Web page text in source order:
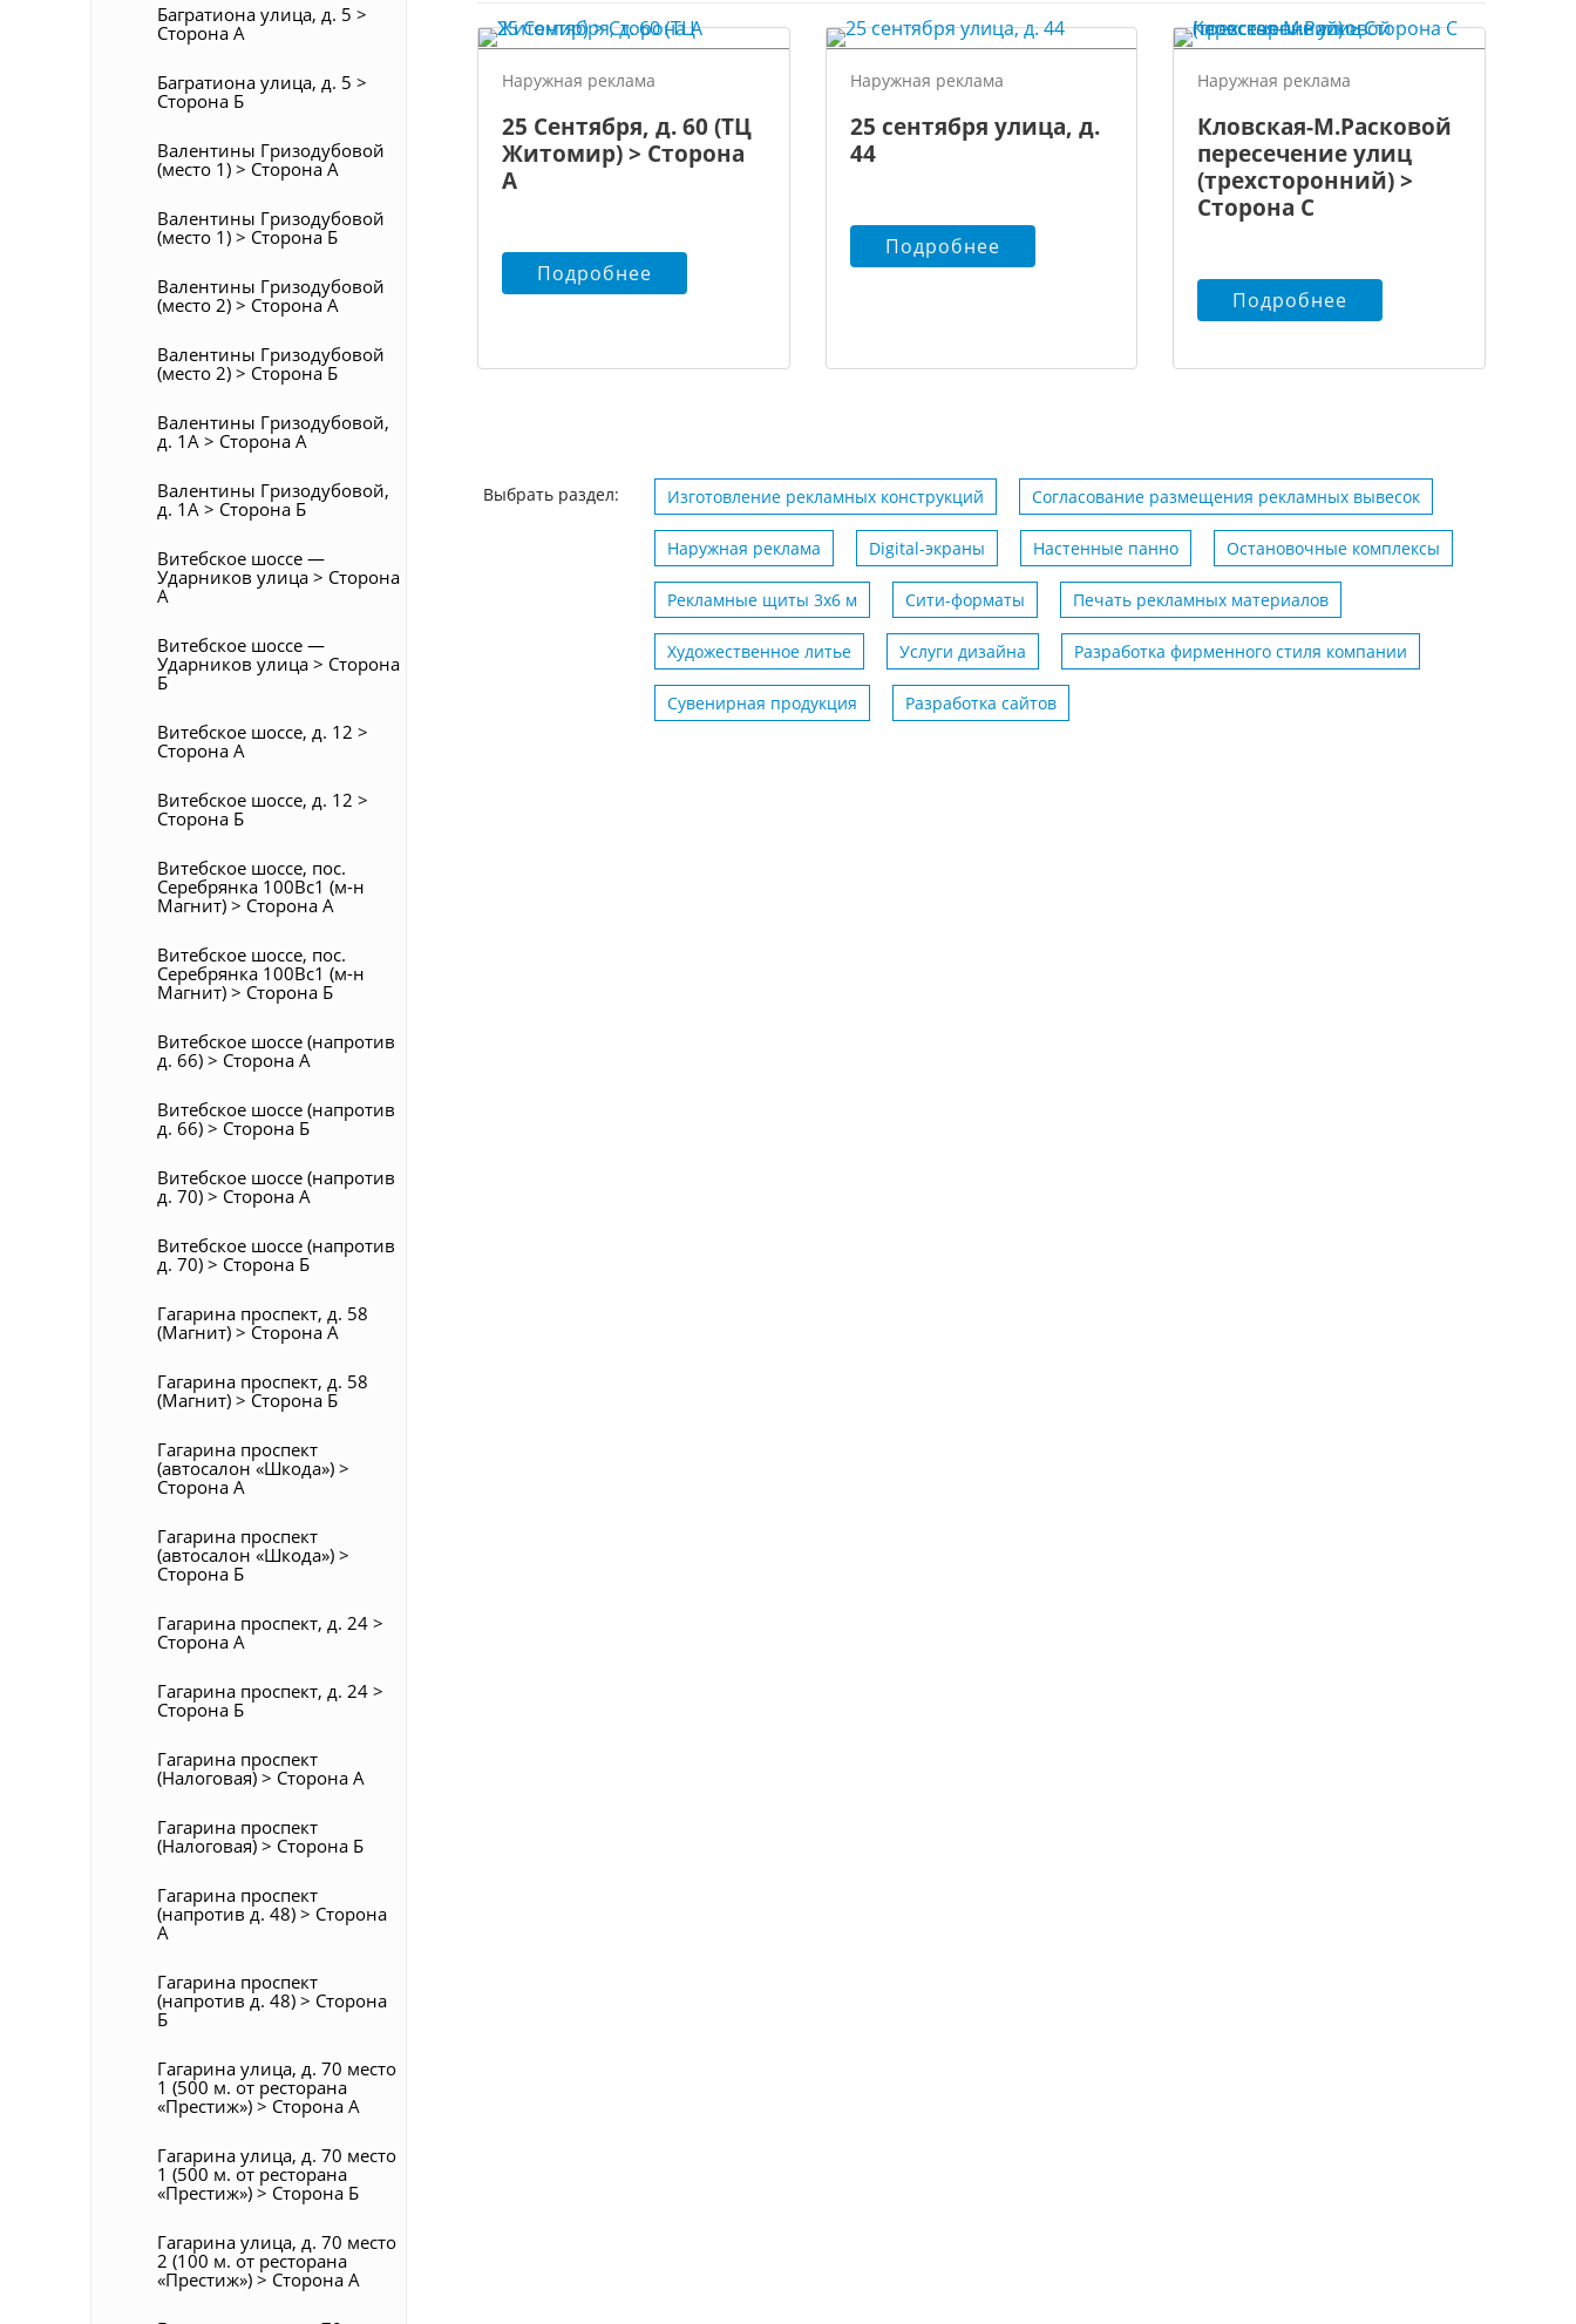
Багратиона улица, д. 5 >
Сторона А
Багратиона улица, д. 5 >
Сторона Б
Валентины Гризодубовой
(место 1) > Сторона А
Валентины Гризодубовой
(место 1) > Сторона Б
Валентины Гризодубовой
(место 2) > Сторона А
Валентины Гризодубовой
(место 2) > Сторона Б
Валентины Гризодубовой,
д. 1А > Сторона А
Валентины Гризодубовой,
д. 1А > Сторона Б
Витебское шоссе —
Ударников улица > Сторона
А
Витебское шоссе —
Ударников улица > Сторона
Б
Витебское шоссе, д. 12 >
Сторона А
Витебское шоссе, д. 12 >
Сторона Б
Витебское шоссе, пос.
Серебрянка 100Вс1 (м-н
Магнит) > Сторона А
Витебское шоссе, пос.
Серебрянка 100Вс1 (м-н
Магнит) > Сторона Б
Витебское шоссе (напротив
д. 66) > Сторона А
Витебское шоссе (напротив
д. 66) > Сторона Б
Витебское шоссе (напротив
д. 70) > Сторона А
Витебское шоссе (напротив
д. 70) > Сторона Б
Гагарина проспект, д. 58
(Магнит) > Сторона А
Гагарина проспект, д. 58
(Магнит) > Сторона Б
Гагарина проспект
(автосалон «Шкода») >
Сторона А
Гагарина проспект
(автосалон «Шкода») >
Сторона Б
Гагарина проспект, д. 24 >
Сторона А
Гагарина проспект, д. 24 >
Сторона Б
Гагарина проспект
(Налоговая) > Сторона А
Гагарина проспект
(Налоговая) > Сторона Б
Гагарина проспект
(напротив д. 48) > Сторона
А
Гагарина проспект
(напротив д. 48) > Сторона
Б
Гагарина улица, д. 70 место
1 (500 м. от ресторана
«Престиж») > Сторона А
Гагарина улица, д. 70 место
1 (500 м. от ресторана
«Престиж») > Сторона Б
Гагарина улица, д. 70 место
2 (100 м. от ресторана
«Престиж») > Сторона А
Наружная реклама
25 Сентября, д. 60 (ТЦ
Житомир) > Сторона
А
Подробнее
Наружная реклама
25 сентября улица, д.
44
Подробнее
Наружная реклама
Кловская-М.Расковой
пересечение улиц
(трехсторонний) >
Сторона С
Подробнее
Выбрать раздел: Изготовление рекламных конструкций Согласование размещения рекламных вывесок
Наружная реклама Digital-экраны Настенные панно Остановочные комплексы
Рекламные щиты 3х6 м Сити-форматы Печать рекламных материалов
Художественное литье Услуги дизайна Разработка фирменного стиля компании
Сувенирная продукция Разработка сайтов